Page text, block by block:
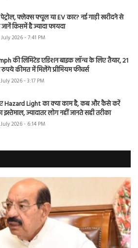
फ्लेक्स फ्यूल या EV कार? नई गाड़ी खरीदने से
किसमें है ज्यादा फायदा
2026 - 7:41 PM
की लिमिटेड एडिशन बाइक लॉन्च के लिए तैयार, 21
कीमत में मिलेंगे प्रीमियम फीचर्स
2026 - 3:17 PM
Hazard Light का क्या काम है, कब और कैसे करें
इस्तेमाल, ज्यादातर लोग नहीं जानते सही तरीका
2026 - 6:14 PM